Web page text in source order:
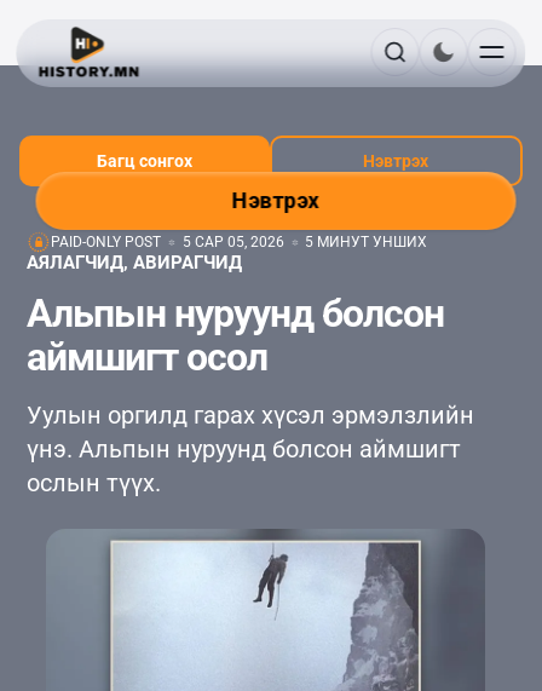
Нэвтрэх
Багц сонгох Нэвтрэх
PAID-ONLY POST 5 САР 05, 2026 5 МИНУТ УНШИХ
АЯЛАГЧИД, АВИРАГЧИД
Альпын нуруунд болсон
аймшигт осол
Уулын оргилд гарах хүсэл эрмэлзлийн
үнэ. Альпын нуруунд болсон аймшигт
ослын түүх.